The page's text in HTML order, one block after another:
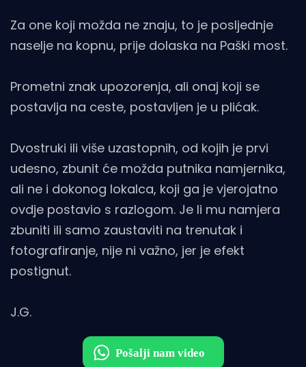
Za one koji možda ne znaju, to je posljednje
naselje na kopnu, prije dolaska na Paški most.
Prometni znak upozorenja, ali onaj koji se
postavlja na ceste, postavljen je u plićak.
Dvostruki ili više uzastopnih, od kojih je prvi
udesno, zbunit će možda putnika namjernika,
ali ne i dokonog lokalca, koji ga je vjerojatno
ovdje postavio s razlogom. Je li mu namjera
zbuniti ili samo zaustaviti na trenutak i
fotografiranje, nije ni važno, jer je efekt
postignut.
J.G.